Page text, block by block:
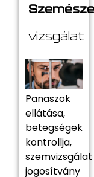
vizsgálat
Panaszok
ellátása,
betegségek
kontrollja,
szemvizsgálat
jogosítvány